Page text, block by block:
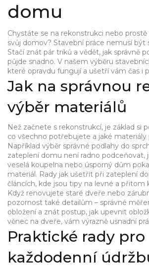
domu
Chystáte se na rekonstrukci nebo
svůj domov? Stavební práce nemusí být
Stačí znát pár triků a vědět, jak správně
půjde snadno. V našem výběru
které opravdu fungují a ušetří vám čas i
Jak na správnou
výběr materiálů
Než začnete s rekonstrukcí, je základ si
co všechno potřebujete a jaké materiály
Například výběr správné podlahy do
zateplení domu není radno podceňovat,
veselá koupelna nebo úsporný dům
materiál. Rady jak ušetřit při zateplení
článcích, kde jsou tipy na levné a přitom
Když renovujete staré dveře nebo
pozornost také detailům – správné
obložení a znát postup, jak upevnit
věnec na dveře, vám výrazně usnadní
Praktické rady pro
každodenní